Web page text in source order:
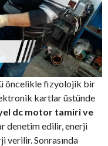
öncelikle fizyolojik bir
kartlar üstünde
dc motor tamiri ve
denetim edilir, enerji
verilir. Sonrasında